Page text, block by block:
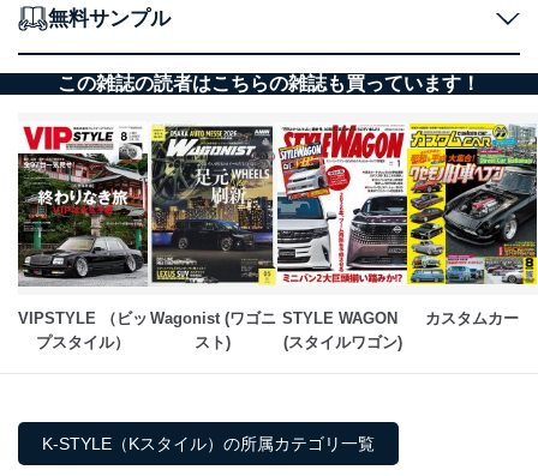
無料サンプル
この雑誌の読者はこちらの雑誌も買っています！
VIPSTYLE （ビッ
プスタイル）
Wagonist (ワゴニ
スト)
STYLE WAGON
(スタイルワゴン)
カスタムカー
K-STYLE（Kスタイル）の所属カテゴリ一覧